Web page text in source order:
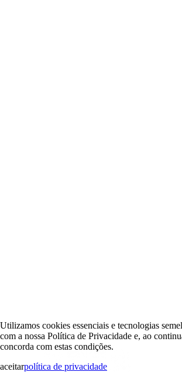
Utilizamos cookies essenciais e tecnologias
com a nossa Política de Privacidade e, ao
concorda com estas condições.
aceitarpolítica de privacidade